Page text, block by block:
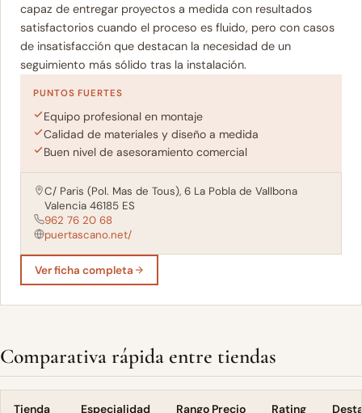
capaz de entregar proyectos a medida con resultados
satisfactorios cuando el proceso es fluido, pero con casos
de insatisfacción que destacan la necesidad de un
seguimiento más sólido tras la instalación.
PUNTOS FUERTES
Equipo profesional en montaje
Calidad de materiales y diseño a medida
Buen nivel de asesoramiento comercial
C/ Paris (Pol. Mas de Tous), 6 La Pobla de Vallbona
Valencia 46185 ES
962 76 20 68
puertascano.net/
Ver ficha completa
Comparativa rápida entre tiendas
Tienda Especialidad Rango Precio Rating